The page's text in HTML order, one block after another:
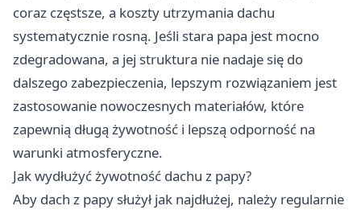
coraz częstsze, a koszty utrzymania dachu
systematycznie rosną. Jeśli stara papa jest mocno
zdegradowana, a jej struktura nie nadaje się do
dalszego zabezpieczenia, lepszym rozwiązaniem jest
zastosowanie nowoczesnych materiałów, które
zapewnią długą żywotność i lepszą odporność na
warunki atmosferyczne.
Jak wydłużyć żywotność dachu z papy?
Aby dach z papy służył jak najdłużej, należy regularnie